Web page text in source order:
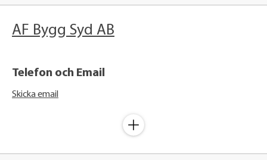
AF Bygg Syd AB
Telefon och Email
Skicka email